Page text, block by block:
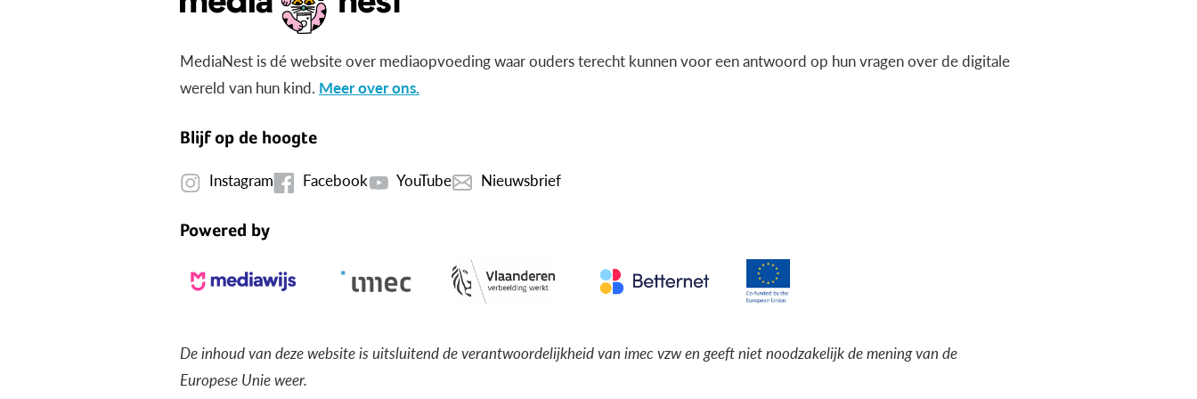
MediaNest is dé website over mediaopvoeding waar ouders terecht kunnen voor een antwoord op hun vragen over de digitale
wereld van hun kind. Meer over ons.
Blijf op de hoogte
Instagram Facebook YouTube Nieuwsbrief
Powered by
De inhoud van deze website is uitsluitend de verantwoordelijkheid van imec vzw en geeft niet noodzakelijk de mening van de
Europese Unie weer.